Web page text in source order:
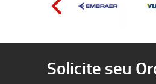
Solicite seu